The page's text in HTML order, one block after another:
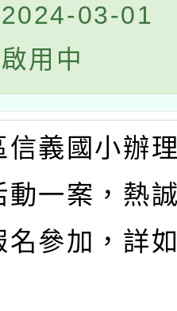
03-01
用中
信義國小辦
動一案，熱
名參加，詳